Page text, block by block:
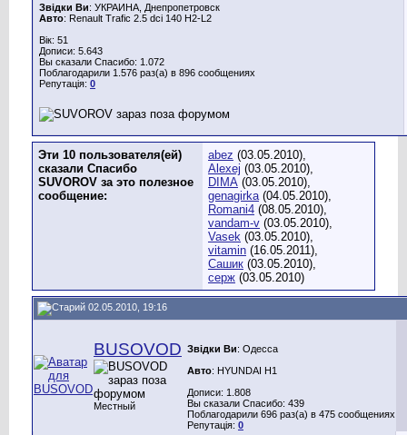
Звідки Ви: УКРАИНА, Днепропетровск
Авто: Renault Trafic 2.5 dci 140 H2-L2
Вік: 51
Дописи: 5.643
Вы сказали Спасибо: 1.072
Поблагодарили 1.576 раз(а) в 896 сообщениях
Репутація: 0
Эти 10 пользователя(ей)
сказали Спасибо
SUVOROV за это полезное
сообщение:
abez (03.05.2010),
Alexej (03.05.2010),
DIMA (03.05.2010),
genagirka (04.05.2010),
Romani4 (08.05.2010),
vandam-v (03.05.2010),
Vasek (03.05.2010),
vitamin (16.05.2011),
Сашик (03.05.2010),
серж (03.05.2010)
02.05.2010, 19:16
BUSOVOD
Местный
Звідки Ви: Одесса
Авто: HYUNDAI H1
Дописи: 1.808
Вы сказали Спасибо: 439
Поблагодарили 696 раз(а) в 475 сообщениях
Репутація: 0